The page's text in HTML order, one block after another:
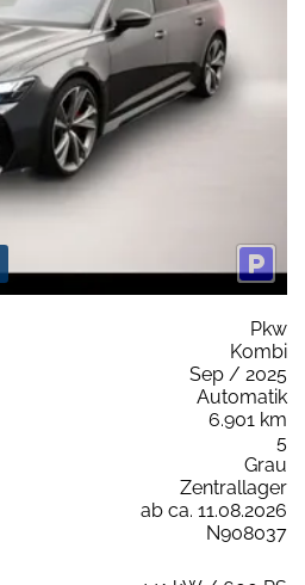
Pkw
Kombi
Sep / 2025
Automatik
6.901 km
5
Grau
Zentrallager
ab ca. 11.08.2026
N908037